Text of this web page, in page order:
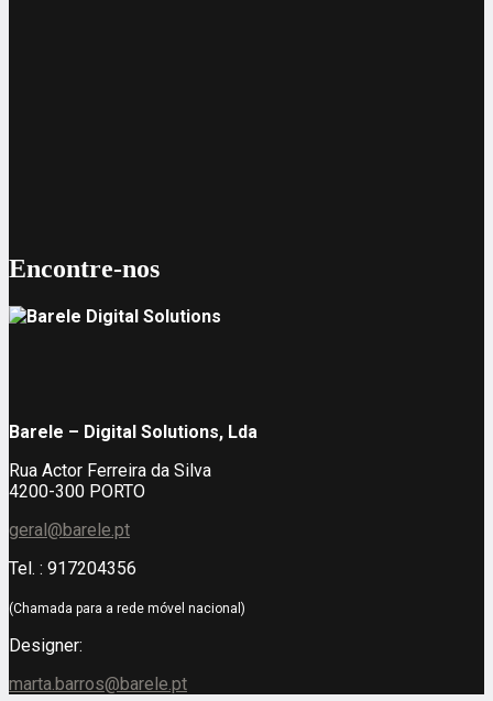
Encontre-nos
Barele – Digital Solutions, Lda
Rua Actor Ferreira da Silva
4200-300 PORTO
geral@barele.pt
Tel. : 917204356
(Chamada para a rede móvel nacional)
Designer:
marta.barros@barele.pt